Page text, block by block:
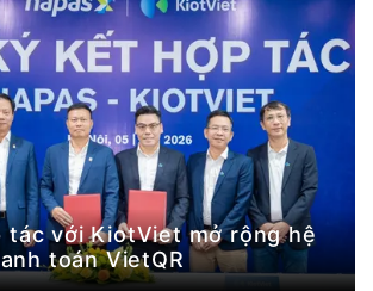
tác với KiotViet mở rộng hệ
toán VietQR